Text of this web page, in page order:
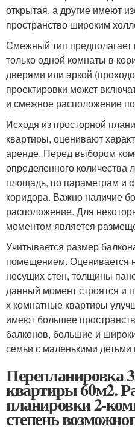
открытая, а другие имеют
пространство широким
Смежный тип
только одной комнаты в
дверями или аркой
проектировки может
и смежное расположение
Исходя из просторной
квартиры, оценивают
аренде. Перед выбором
определенного количества
площадь, по параметрам и
коридора. Важно наличие
расположение. Для
моментом является
Учитывается размер
помещением. Оценивается
несущих стен, толщины
данный момент строятся и
х комнатные квартиры
имеют большее
балконов, большие и
семьи с маленькими
Перепланировка
квартиры 60м2.
планировки 2-
степень